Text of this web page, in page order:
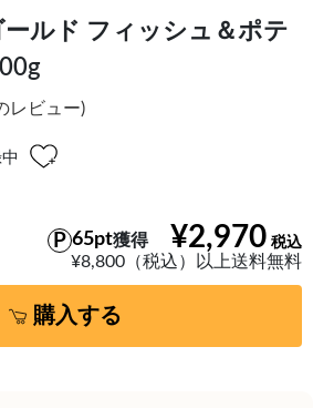
ルド フィッシュ＆ポテ
レビュー)
¥2,970
65pt獲得
¥8,800（税込）以上送料無料
購入する